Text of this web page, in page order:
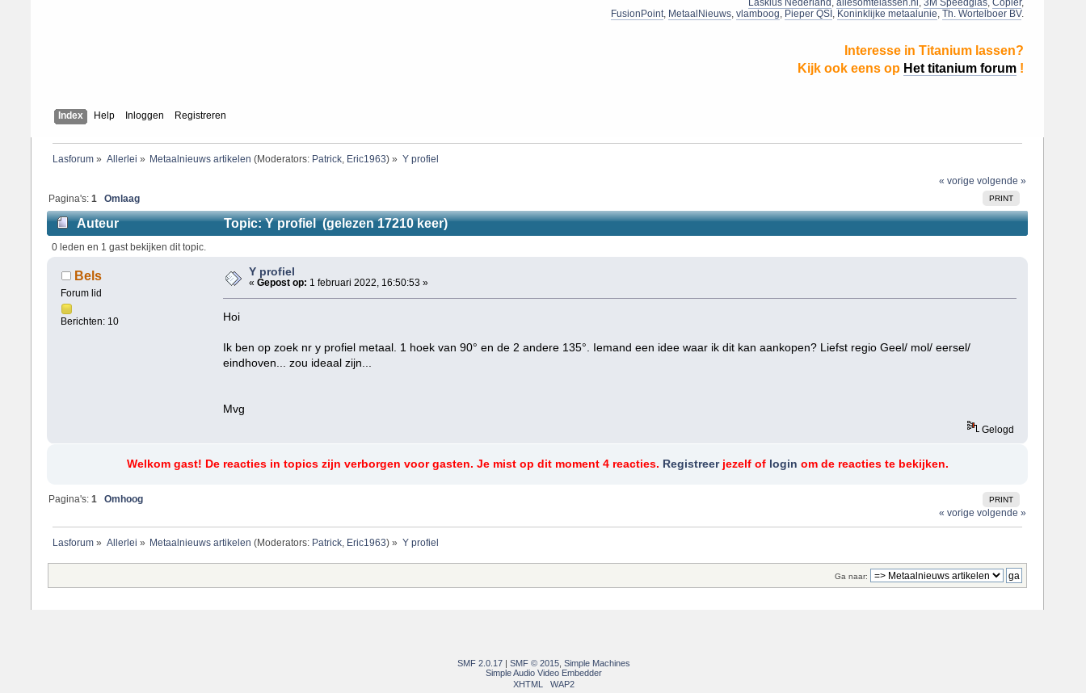
Lasklus Nederland , allesomtelassen.nl , 3M Speedglas, Copier,
FusionPoint, MetaalNieuws, vlamboog, Pieper QSI , Koninklijke metaalunie, Th. Wortelboer BV.
Interesse in Titanium lassen?
Kijk ook eens op Het titanium forum !
Index Help Inloggen Registreren
Lasforum» Allerlei » Metaalnieuws artikelen (Moderators: Patrick Eric1963) » Y profiel
« vorige volgende »
PRINT
Pagina's:1 Omlaag
Auteur Topic: Y profiel (gelezen 17210 keer)
0 leden en 1 gast bekijken dit topic.
Bels
Forum lid
Berichten: 10
Y profiel
«Gepost op: 1 februari 2022, 16:50:53 »
Hoi
Ik ben op zoek nr y profiel metaal. 1 hoek van 90° en de 2 andere 135°. Iemand een idee waar ik dit kan aankopen? Liefst regio Geel/ mol/ eersel/
eindhoven... zou ideaal zijn...
Mvg
Gelogd
Welkom gast! De reacties in topics zijn verborgen voor gasten. Je mist op dit moment 4 reacties. Registreerjezelf of login om de reacties te bekijken.
PRINT
Pagina's:1
Omhoog
« vorige volgende »
Lasforum» Allerlei » Metaalnieuws artikelen (Moderators: Patrick Eric1963) » Y profiel
Ga naar:
SMF 2.0.17| SMF © 2015, Simple Machines
Simple Audio Video Embedder
XHTML
WAP2